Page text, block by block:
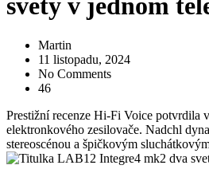
světy v jednom
Martin
11 listopadu, 2024
No Comments
46
Prestižní recenze Hi-Fi Voice potvrdila
elektronkového zesilovače. Nadchl
stereoscénou a špičkovým